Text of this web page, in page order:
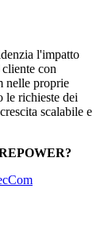
l'impatto
con
nelle proprie
le richieste dei
scalabile e